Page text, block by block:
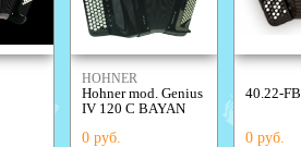
HOHNER
Hohner mod. Genius
IV 120 C BAYAN
0 руб.
40.22-FB
0 руб.